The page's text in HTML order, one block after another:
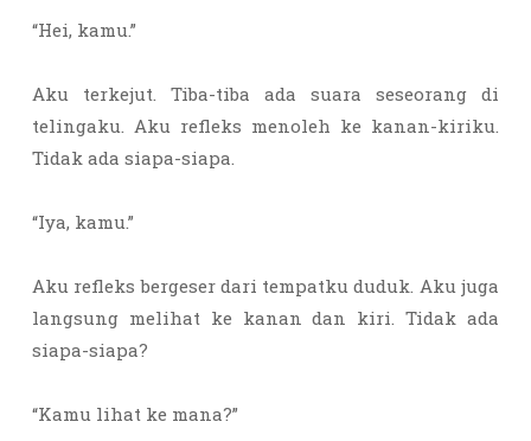
“Hei, kamu.”
Aku terkejut. Tiba-tiba ada suara seseorang di
telingaku. Aku refleks menoleh ke kanan-kiriku.
Tidak ada siapa-siapa.
“Iya, kamu.”
Aku refleks bergeser dari tempatku duduk. Aku juga
langsung melihat ke kanan dan kiri. Tidak ada
siapa-siapa?
“Kamu lihat ke mana?”